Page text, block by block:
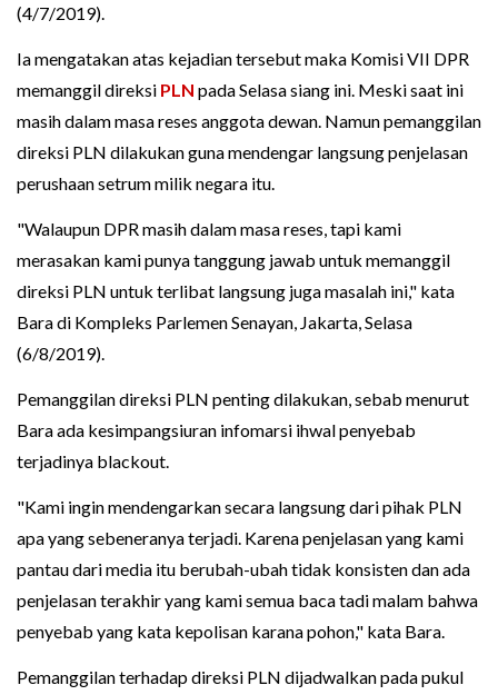
(4/7/2019).
Ia mengatakan atas kejadian tersebut maka Komisi VII DPR
memanggil direksi PLN pada Selasa siang ini. Meski saat ini
masih dalam masa reses anggota dewan. Namun pemanggilan
direksi PLN dilakukan guna mendengar langsung penjelasan
perushaan setrum milik negara itu.
"Walaupun DPR masih dalam masa reses, tapi kami
merasakan kami punya tanggung jawab untuk memanggil
direksi PLN untuk terlibat langsung juga masalah ini," kata
Bara di Kompleks Parlemen Senayan, Jakarta, Selasa
(6/8/2019).
Pemanggilan direksi PLN penting dilakukan, sebab menurut
Bara ada kesimpangsiuran infomarsi ihwal penyebab
terjadinya blackout.
"Kami ingin mendengarkan secara langsung dari pihak PLN
apa yang sebeneranya terjadi. Karena penjelasan yang kami
pantau dari media itu berubah-ubah tidak konsisten dan ada
penjelasan terakhir yang kami semua baca tadi malam bahwa
penyebab yang kata kepolisan karana pohon," kata Bara.
Pemanggilan terhadap direksi PLN dijadwalkan pada pukul